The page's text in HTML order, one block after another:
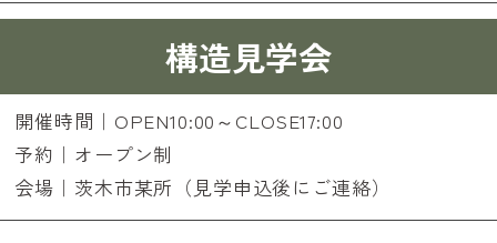
構造見学会
開催時間｜OPEN10:00～CLOSE17:00
予約｜オープン制
会場｜茨木市某所（見学申込後にご連絡）